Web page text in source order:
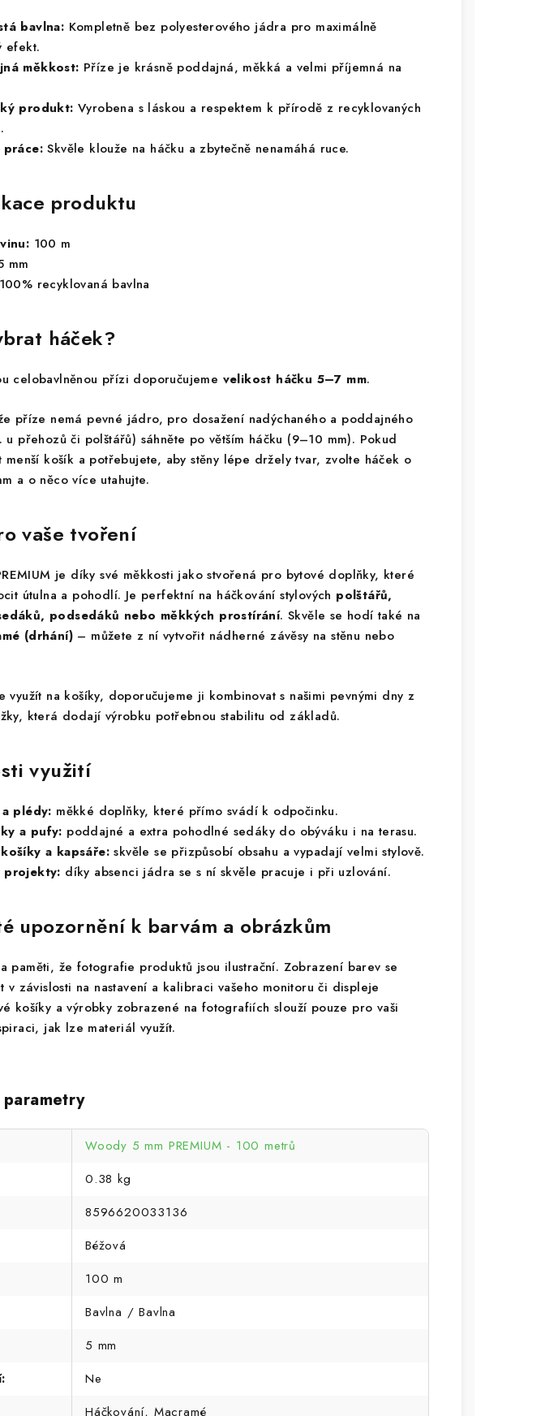
bavlna: Kompletně bez polyesterového jádra pro maximálně
efekt.
měkkost: Příze je krásně poddajná, měkká a velmi příjemná na
produkt: Vyrobena s láskou a respektem k přírodě z recyklovaných
práce: Skvěle klouže na háčku a zbytečně nenamáhá ruce.
produktu
100 m
mm
100% recyklovaná bavlna
háček?
celobavlněnou přízi doporučujeme velikost háčku 5–7 mm.
příze nemá pevné jádro, pro dosažení nadýchaného a poddajného
u přehozů či polštářů) sáhněte po větším háčku (9–10 mm). Pokud
menší košík a potřebujete, aby stěny lépe držely tvar, zvolte háček o
a o něco více utahujte.
vaše tvoření
je díky své měkkosti jako stvořená pro bytové doplňky, které
útulna a pohodlí. Je perfektní na háčkování stylových polštářů,
podsedáků nebo měkkých prostírání. Skvěle se hodí také na
(drhání) – můžete z ní vytvořit nádherné závěsy na stěnu nebo
využít na košíky, doporučujeme ji kombinovat s našimi pevnými dny z
která dodají výrobku potřebnou stabilitu od základů.
využití
plédy: měkké doplňky, které přímo svádí k odpočinku.
a pufy: poddajné a extra pohodlné sedáky do obýváku i na terasu.
a kapsáře: skvěle se přizpůsobí obsahu a vypadají velmi stylově.
projekty: díky absenci jádra se s ní skvěle pracuje i při uzlování.
upozornění k barvám a obrázkům
paměti, že fotografie produktů jsou ilustrační. Zobrazení barev se
v závislosti na nastavení a kalibraci vašeho monitoru či displeje
košíky a výrobky zobrazené na fotografiích slouží pouze pro vaši
jak lze materiál využít.
Woody 5 mm PREMIUM - 100 metrů
0.38 kg
8596620033136
Béžová
100 m
Bavlna / Bavlna
5 mm
:
Ne
Háčkování, Macramé